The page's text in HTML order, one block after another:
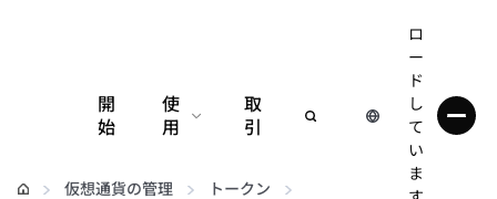
開
始
使
用
設定
取
引
ロ
ー
ド
し
て
い
ま
仮想通貨の管理
トークン